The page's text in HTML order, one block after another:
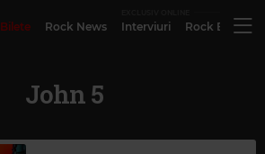
Bilete Rock News Interviuri Rock
John 5